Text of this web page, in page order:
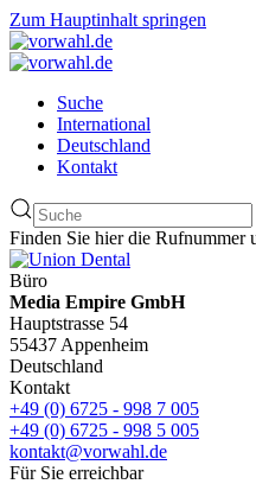
Zum Hauptinhalt springen
Suche
International
Deutschland
Kontakt
Finden Sie hier die Rufnummer
Büro
Media Empire GmbH
Hauptstrasse 54
55437 Appenheim
Deutschland
Kontakt
+49 (0) 6725 - 998 7 005
+49 (0) 6725 - 998 5 005
kontakt@vorwahl.de
Für Sie erreichbar